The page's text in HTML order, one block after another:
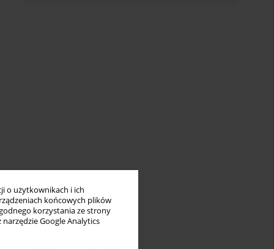
o użytkownikach i ich
końcowych plików
korzystania ze strony
Google Analytics